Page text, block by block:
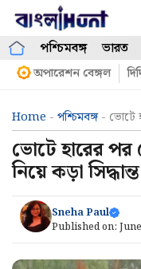
Skip
contentপশ্চিমবঙ্গ ভারত
অপারেশন বেঙ্গল
Home - পশ্চিমবঙ্গ- ভোটে
ভোটে হারের পর
নিয়ে কড়া
Sneha Paul
Published on: